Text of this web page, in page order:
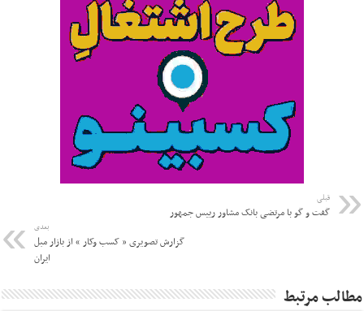
قبلی
گفت و گو با مرتضی بانک مشاور رییس جمهور
بعدی
گزارش تصویری « کسب وکار » از بازار مبل
ایران
مطالب مرتبط